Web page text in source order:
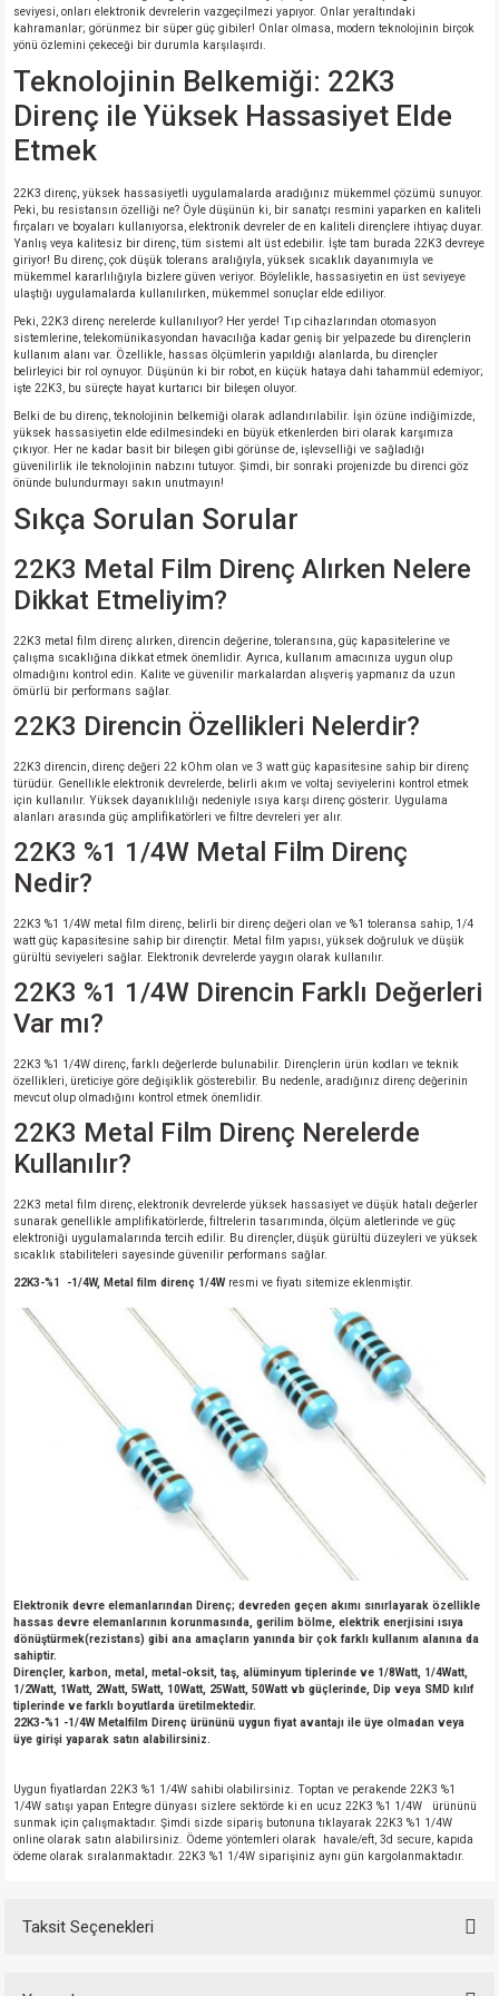
MARKA)
seviyesi, onları elektronik devrelerin vazgeçilmezi yapıyor. Onlar yeraltındaki
kahramanlar; görünmez bir süper güç gibiler! Onlar olmasa, modern teknolojinin birçok
yönü özlemini çekeceği bir durumla karşılaşırdı.
Teknolojinin Belkemiği: 22K3
Direnç ile Yüksek Hassasiyet Elde
Etmek
22K3 direnç, yüksek hassasiyetli uygulamalarda aradığınız mükemmel çözümü sunuyor.
Peki, bu resistansın özelliği ne? Öyle düşünün ki, bir sanatçı resmini yaparken en kaliteli
fırçaları ve boyaları kullanıyorsa, elektronik devreler de en kaliteli dirençlere ihtiyaç duyar.
Yanlış veya kalitesiz bir direnç, tüm sistemi alt üst edebilir. İşte tam burada 22K3 devreye
giriyor! Bu direnç, çok düşük tolerans aralığıyla, yüksek sıcaklık dayanımıyla ve
mükemmel kararlılığıyla bizlere güven veriyor. Böylelikle, hassasiyetin en üst seviyeye
ulaştığı uygulamalarda kullanılırken, mükemmel sonuçlar elde ediliyor.
Peki, 22K3 direnç nerelerde kullanılıyor? Her yerde! Tıp cihazlarından otomasyon
sistemlerine, telekomünikasyondan havacılığa kadar geniş bir yelpazede bu dirençlerin
kullanım alanı var. Özellikle, hassas ölçümlerin yapıldığı alanlarda, bu dirençler
belirleyici bir rol oynuyor. Düşünün ki bir robot, en küçük hataya dahi tahammül edemiyor;
işte 22K3, bu süreçte hayat kurtarıcı bir bileşen oluyor.
Belki de bu direnç, teknolojinin belkemiği olarak adlandırılabilir. İşin özüne indiğimizde,
yüksek hassasiyetin elde edilmesindeki en büyük etkenlerden biri olarak karşımıza
çıkıyor. Her ne kadar basit bir bileşen gibi görünse de, işlevselliği ve sağladığı
güvenilirlik ile teknolojinin nabzını tutuyor. Şimdi, bir sonraki projenizde bu direnci göz
önünde bulundurmayı sakın unutmayın!
Sıkça Sorulan Sorular
22K3 Metal Film Direnç Alırken Nelere
Dikkat Etmeliyim?
22K3 metal film direnç alırken, direncin değerine, toleransına, güç kapasitelerine ve
çalışma sıcaklığına dikkat etmek önemlidir. Ayrıca, kullanım amacınıza uygun olup
olmadığını kontrol edin. Kalite ve güvenilir markalardan alışveriş yapmanız da uzun
ömürlü bir performans sağlar.
22K3 Direncin Özellikleri Nelerdir?
22K3 direncin, direnç değeri 22 kOhm olan ve 3 watt güç kapasitesine sahip bir direnç
türüdür. Genellikle elektronik devrelerde, belirli akım ve voltaj seviyelerini kontrol etmek
için kullanılır. Yüksek dayanıklılığı nedeniyle ısıya karşı direnç gösterir. Uygulama
alanları arasında güç amplifikatörleri ve filtre devreleri yer alır.
22K3 %1 1/4W Metal Film Direnç
Nedir?
22K3 %1 1/4W metal film direnç, belirli bir direnç değeri olan ve %1 toleransa sahip, 1/4
watt güç kapasitesine sahip bir dirençtir. Metal film yapısı, yüksek doğruluk ve düşük
gürültü seviyeleri sağlar. Elektronik devrelerde yaygın olarak kullanılır.
22K3 %1 1/4W Direncin Farklı Değerleri
Var mı?
22K3 %1 1/4W direnç, farklı değerlerde bulunabilir. Dirençlerin ürün kodları ve teknik
özellikleri, üreticiye göre değişiklik gösterebilir. Bu nedenle, aradığınız direnç değerinin
mevcut olup olmadığını kontrol etmek önemlidir.
22K3 Metal Film Direnç Nerelerde
Kullanılır?
22K3 metal film direnç, elektronik devrelerde yüksek hassasiyet ve düşük hatalı değerler
sunarak genellikle amplifikatörlerde, filtrelerin tasarımında, ölçüm aletlerinde ve güç
elektroniği uygulamalarında tercih edilir. Bu dirençler, düşük gürültü düzeyleri ve yüksek
sıcaklık stabiliteleri sayesinde güvenilir performans sağlar.
22K3-%1 -1/4W, Metal film direnç 1/4Wresmi ve fiyatı sitemize eklenmiştir.
Elektronik devre elemanlarından Direnç; devreden geçen akımı sınırlayarak özellikle
hassas devre elemanlarının korunmasında, gerilim bölme, elektrik enerjisini ısıya
dönüştürmek(rezistans) gibi ana amaçların yanında bir çok farklı kullanım alanına da
sahiptir.
Dirençler, karbon, metal, metal-oksit, taş, alüminyum tiplerinde ve 1/8Watt, 1/4Watt,
1/2Watt, 1Watt, 2Watt, 5Watt, 10Watt, 25Watt, 50Watt vb güçlerinde, Dip veya SMD kılıf
tiplerinde ve farklı boyutlarda üretilmektedir.
22K3-%1 -1/4W Metalfilm Direnç ürününü uygun fiyat avantajı ile üye olmadan veya
üye girişi yaparak satın alabilirsiniz.
Uygun fiyatlardan 22K3 %1 1/4W sahibi olabilirsiniz. Toptan ve perakende 22K3 %1
1/4W satışı yapan Entegre dünyası sizlere sektörde ki en ucuz 22K3 %1 1/4W ürününü
sunmak için çalışmaktadır. Şimdi sizde sipariş butonuna tıklayarak 22K3 %1 1/4W
online olarak satın alabilirsiniz. Ödeme yöntemleri olarak havale/eft, 3d secure, kapıda
ödeme olarak sıralanmaktadır. 22K3 %1 1/4W siparişiniz aynı gün kargolanmaktadır.
Taksit Seçenekleri